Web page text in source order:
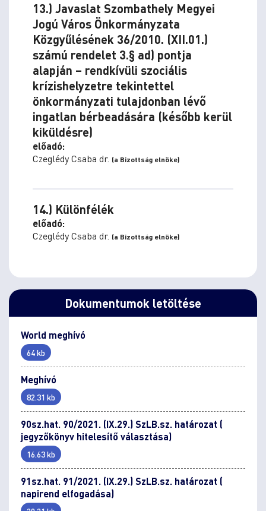
13.) Javaslat Szombathely Megyei
Jogú Város Önkormányzata
Közgyűlésének 36/2010. (XII.01.)
számú rendelet 3.§ ad) pontja
alapján – rendkívüli szociális
krízishelyzetre tekintettel
önkormányzati tulajdonban lévő
ingatlan bérbeadására (később kerül
kiküldésre)
előadó:
Czeglédy Csaba dr. (a Bizottság elnöke)
14.) Különfélék
előadó:
Czeglédy Csaba dr. (a Bizottság elnöke)
Dokumentumok letöltése
World meghívó
64 kb
Meghívó
82.31 kb
90sz.hat. 90/2021. (IX.29.) SzLB.sz. határozat (
jegyzőkönyv hitelesítő választása)
16.63 kb
91sz.hat. 91/2021. (IX.29.) SzLB.sz. határozat (
napirend elfogadása)